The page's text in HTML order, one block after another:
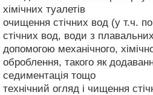
хімічних туалетів
очищення стічних вод (у т.ч.
стічних вод, води з
допомогою механічного,
оброблення, такого як
седиментація тощо
технічний огляд і чищення